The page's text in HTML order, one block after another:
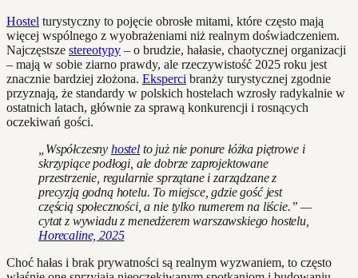
Hostel turystyczny to pojęcie obrosłe mitami, które często mają
więcej wspólnego z wyobrażeniami niż realnym doświadczeniem.
Najczęstsze stereotypy – o brudzie, hałasie, chaotycznej organizacji
– mają w sobie ziarno prawdy, ale rzeczywistość 2025 roku jest
znacznie bardziej złożona. Eksperci branży turystycznej zgodnie
przyznają, że standardy w polskich hostelach wzrosły radykalnie w
ostatnich latach, głównie za sprawą konkurencji i rosnących
oczekiwań gości.
„Współczesny hostelto już nie ponure łóżka piętrowe i
skrzypiące podłogi, ale dobrze zaprojektowane
przestrzenie, regularnie sprzątane i zarządzane z
precyzją godną hotelu. To miejsce, gdzie gość jest
częścią społeczności, a nie tylko numerem na liście.” —
cytat z wywiadu z menedżerem warszawskiego hostelu,
Horecaline, 2025
Choć hałas i brak prywatności są realnym wyzwaniem, to często